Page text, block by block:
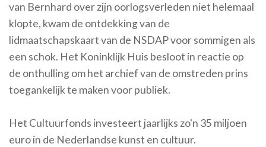
van Bernhard over zijn oorlogsverleden niet helemaal
klopte, kwam de ontdekking van de
lidmaatschapskaart van de NSDAP voor sommigen als
een schok. Het Koninklijk Huis besloot in reactie op
de onthulling om het archief van de omstreden prins
toegankelijk te maken voor publiek.
Het Cultuurfonds investeert jaarlijks zo'n 35 miljoen
euro in de Nederlandse kunst en cultuur.